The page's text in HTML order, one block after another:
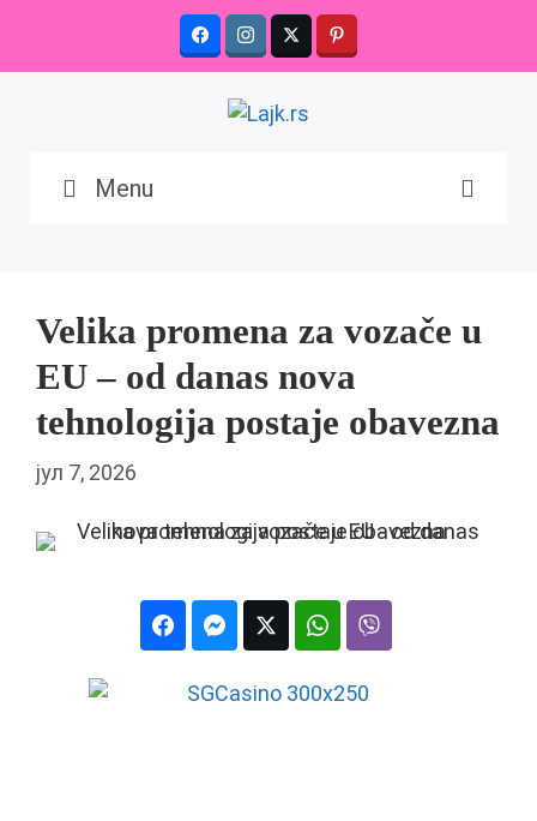
content
Menu
Velika promena za vozače u
EU – od danas nova
tehnologija postaje obavezna
јул 7, 2026